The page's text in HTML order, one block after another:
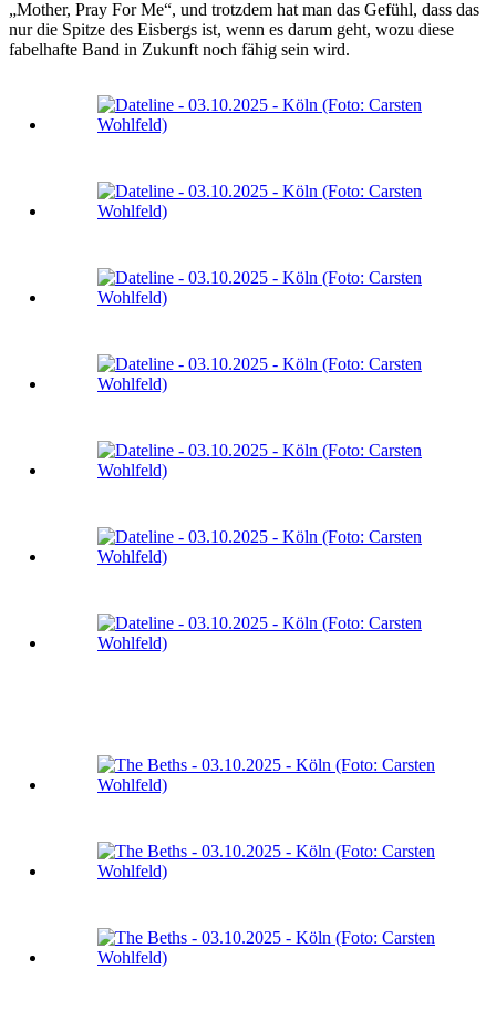
„Mother, Pray For Me“, und trotzdem hat man das Gefühl, dass das
nur die Spitze des Eisbergs ist, wenn es darum geht, wozu diese
fabelhafte Band in Zukunft noch fähig sein wird.